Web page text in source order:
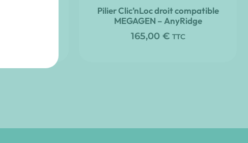
Pilier Clic’nLoc droit compatible
MEGAGEN – AnyRidge
165,00 € TTC